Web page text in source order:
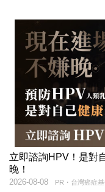
立即諮詢HPV！是對
晚！
PR・台灣癌症
2026-08-08